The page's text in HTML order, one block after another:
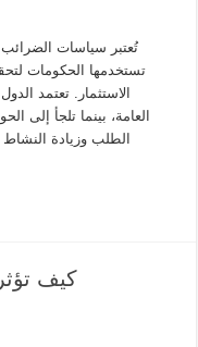
تُعتبر سياسات الضرائب
تستخدمها الحكومات
الاستثمار. تعتمد
العامة، بينما تلجأ إلى
الطلب وزيادة
كيف